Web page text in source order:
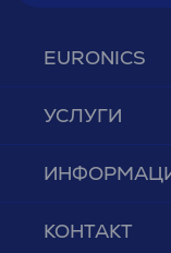
EURONICS
УСЛУГИ
КОНТАКТ